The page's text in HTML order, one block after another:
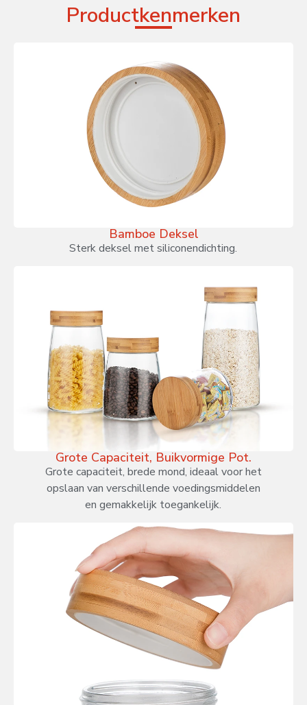
Productkenmerken
Bamboe Deksel
Sterk deksel met siliconendichting.
Grote Capaciteit, Buikvormige Pot.
Grote capaciteit, brede mond, ideaal voor het
opslaan van verschillende voedingsmiddelen
en gemakkelijk toegankelijk.